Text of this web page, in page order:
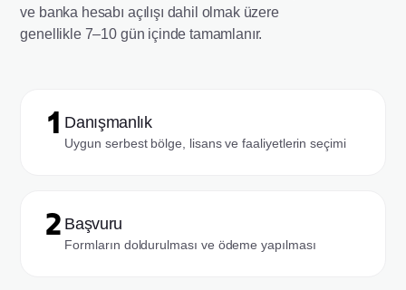
ve banka hesabı açılışı dahil olmak üzere
genellikle 7–10 gün içinde tamamlanır.
Danışmanlık
Uygun serbest bölge, lisans ve faaliyetlerin seçimi
Başvuru
Formların doldurulması ve ödeme yapılması